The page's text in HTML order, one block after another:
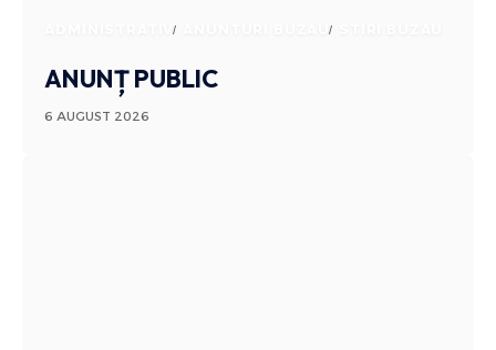
ADMINISTRATIV ANUNTURI BUZAU
ANUNȚ PUBLIC
6 AUGUST 2026